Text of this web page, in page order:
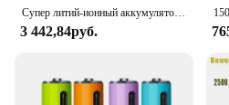
3 442,84руб.